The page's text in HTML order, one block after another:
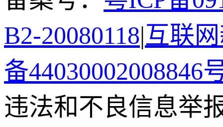
B2-20080118|互联
备44030002008846
违法和不良信息举